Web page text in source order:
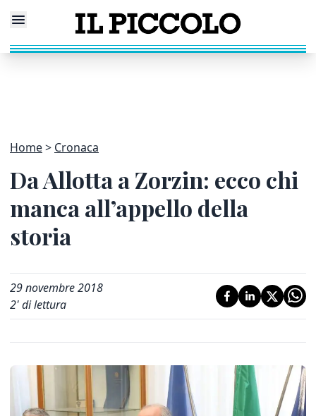
Home Cronaca
Da Allotta a Zorzin: ecco chi
manca all’appello della
storia
29 novembre 2018
2' di lettura